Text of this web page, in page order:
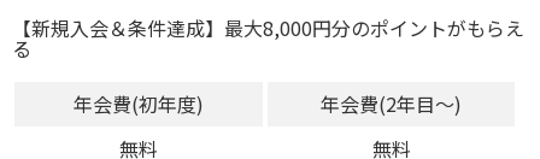
【新規入会＆条件達成】最大8,000円分のポイントがもらえ
る
年会費(初年度)
無料
年会費(2年目～)
無料